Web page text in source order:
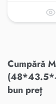
Cumpără
bun preț